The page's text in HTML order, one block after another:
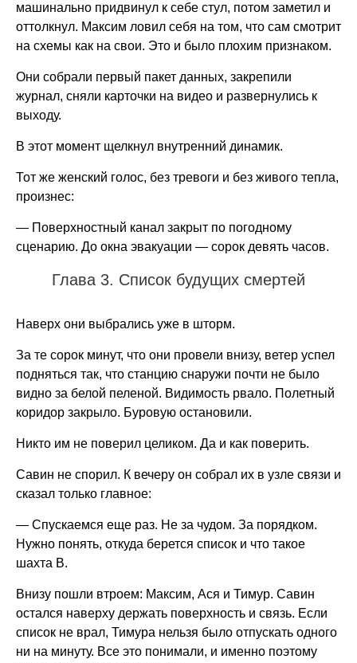
машинально придвинул к себе стул, потом заметил и
оттолкнул. Максим ловил себя на том, что сам смотрит
на схемы как на свои. Это и было плохим признаком.
Они собрали первый пакет данных, закрепили
журнал, сняли карточки на видео и развернулись к
выходу.
В этот момент щелкнул внутренний динамик.
Тот же женский голос, без тревоги и без живого тепла,
произнес:
— Поверхностный канал закрыт по погодному
сценарию. До окна эвакуации — сорок девять часов.
Глава 3. Список будущих смертей
Наверх они выбрались уже в шторм.
За те сорок минут, что они провели внизу, ветер успел
подняться так, что станцию снаружи почти не было
видно за белой пеленой. Видимость рвало. Полетный
коридор закрыло. Буровую остановили.
Никто им не поверил целиком. Да и как поверить.
Савин не спорил. К вечеру он собрал их в узле связи и
сказал только главное:
— Спускаемся еще раз. Не за чудом. За порядком.
Нужно понять, откуда берется список и что такое
шахта B.
Внизу пошли втроем: Максим, Ася и Тимур. Савин
остался наверху держать поверхность и связь. Если
список не врал, Тимура нельзя было отпускать одного
ни на минуту. Все это понимали, и именно поэтому